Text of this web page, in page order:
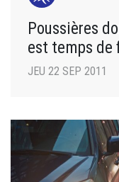
Poussières
est temps de
JEU 22 SEP 2011